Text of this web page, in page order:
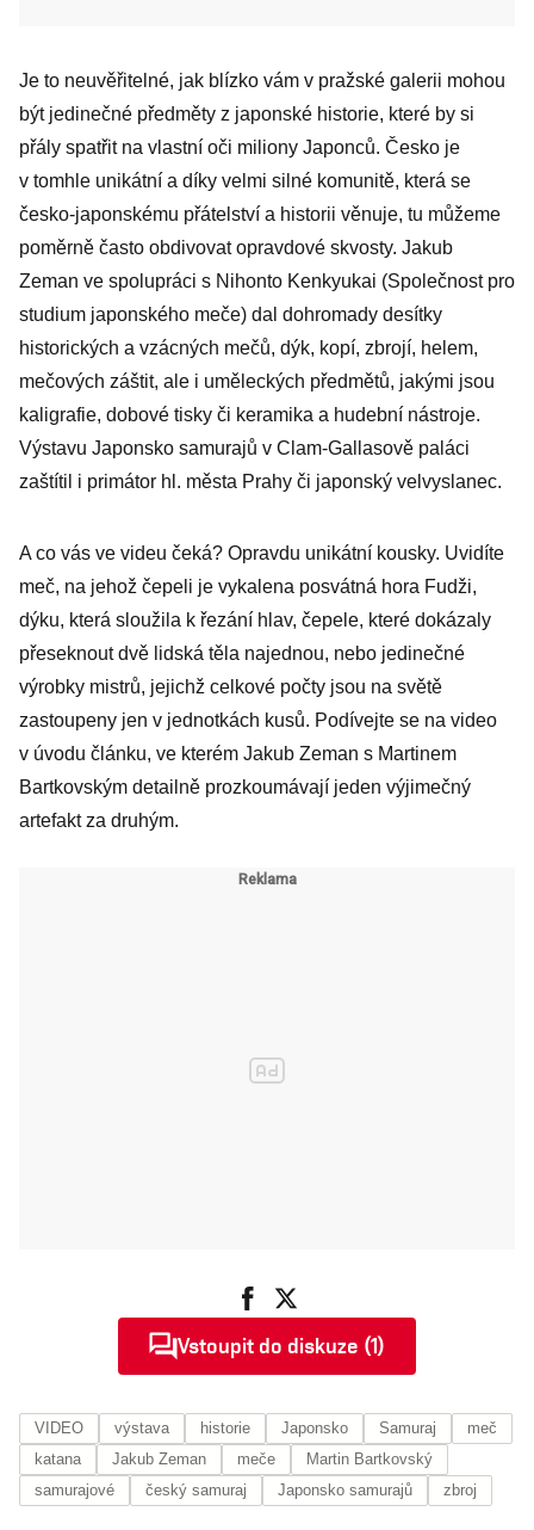
Je to neuvěřitelné, jak blízko vám v pražské galerii mohou
být jedinečné předměty z japonské historie, které by si
přály spatřit na vlastní oči miliony Japonců. Česko je
v tomhle unikátní a díky velmi silné komunitě, která se
česko-japonskému přátelství a historii věnuje, tu můžeme
poměrně často obdivovat opravdové skvosty. Jakub
Zeman ve spolupráci s Nihonto Kenkyukai (Společnost pro
studium japonského meče) dal dohromady desítky
historických a vzácných mečů, dýk, kopí, zbrojí, helem,
mečových záštit, ale i uměleckých předmětů, jakými jsou
kaligrafie, dobové tisky či keramika a hudební nástroje.
Výstavu Japonsko samurajů v Clam-Gallasově paláci
zaštítil i primátor hl. města Prahy či japonský velvyslanec.
A co vás ve videu čeká? Opravdu unikátní kousky. Uvidíte
meč, na jehož čepeli je vykalena posvátná hora Fudži,
dýku, která sloužila k řezání hlav, čepele, které dokázaly
přeseknout dvě lidská těla najednou, nebo jedinečné
výrobky mistrů, jejichž celkové počty jsou na světě
zastoupeny jen v jednotkách kusů. Podívejte se na video
v úvodu článku, ve kterém Jakub Zeman s Martinem
Bartkovským detailně prozkoumávají jeden výjimečný
artefakt za druhým.
Vstoupit do diskuze (1)
VIDEO výstava historie Japonsko Samuraj
meč
katana
Jakub Zeman meče
Martin Bartkovský
samurajové
český samuraj Japonsko samurajů zbroj